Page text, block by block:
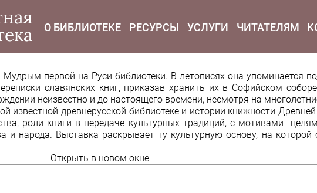
О БИБЛИОТЕКЕ РЕСУРСЫ УСЛУГИ ЧИТАТЕЛЯМ
первой на Руси библиотеки. В летописях она упоминается
славянских книг, приказав хранить их в Софийском
неизвестно и до настоящего времени, несмотря на
известной древнерусской библиотеке и истории книжности
роли книги в передаче культурных традиций, с мотивами
народа. Выставка раскрывает ту культурную основу, на которой
Открыть в новом окне